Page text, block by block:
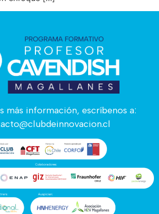
más información, escríbenos a: